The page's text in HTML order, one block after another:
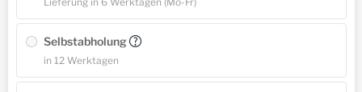
Selbstabholung
in 12 Werktagen